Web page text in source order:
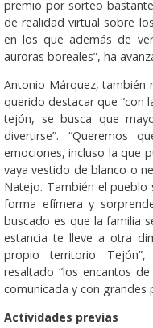
premio por sorteo
de realidad virtual sobre
en los que además de
auroras boreales”, ha
Antonio Márquez, también
querido destacar que “con
tejón, se busca que
divertirse”. “Queremos
emociones, incluso la que
vaya vestido de blanco o
Natejo. También el pueblo
forma efímera y
buscado es que la familia
estancia te lleve a otra
propio territorio
resaltado “los encantos
comunicada y con grandes
Actividades previas